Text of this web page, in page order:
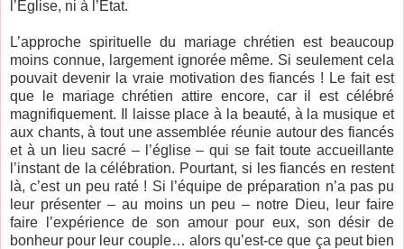
l’Eglise, ni à l’Etat.
L’approche spirituelle du mariage chrétien est beaucoup
moins connue, largement ignorée même. Si seulement cela
pouvait devenir la vraie motivation des fiancés ! Le fait est
que le mariage chrétien attire encore, car il est célébré
magnifiquement. Il laisse place à la beauté, à la musique et
aux chants, à tout une assemblée réunie autour des fiancés
et à un lieu sacré – l’église – qui se fait toute accueillante
l’instant de la célébration. Pourtant, si les fiancés en restent
là, c’est un peu raté ! Si l’équipe de préparation n’a pas pu
leur présenter – au moins un peu – notre Dieu, leur faire
faire l’expérience de son amour pour eux, son désir de
bonheur pour leur couple… alors qu’est-ce que ça peut bien